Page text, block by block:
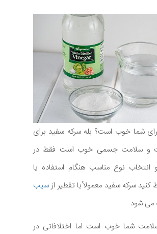
شما خوب است؟ بله سرکه سفید برای
و سلامت جسمی خوب است فقط در
انتخاب نوع مناسب هنگام استفاده یا
سرکه سفید معمولاً با تقطیر ازسیب
می شود
شما خوب است اما اختلافاتی در